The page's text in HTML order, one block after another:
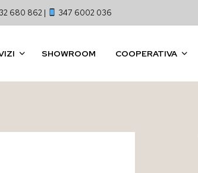
680 862 | 347 6002 036
SHOWROOM COOPERATIVA